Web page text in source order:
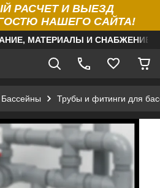
РАСЧЕТ И ВЫЕЗД
НАШЕГО САЙТА!
МАТЕРИАЛЫ И
Бассейны Трубы и фитинги для